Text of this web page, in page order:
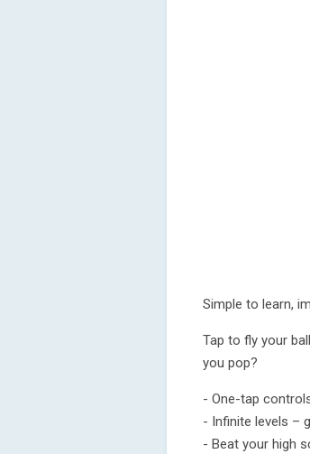
Simple to learn,
Tap to fly your
you pop?
- One-tap
- Infinite levels –
- Beat your high